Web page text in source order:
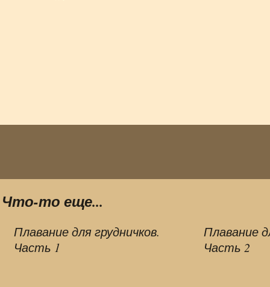
Что-то еще...
Плавание для грудничков.
Часть 1
Плавание
Часть 2